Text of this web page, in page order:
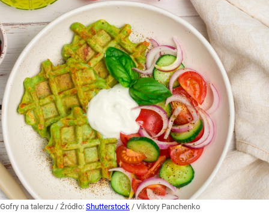
Gofry na talerzu / Źródło: Shutterstock / Viktory Panchenko